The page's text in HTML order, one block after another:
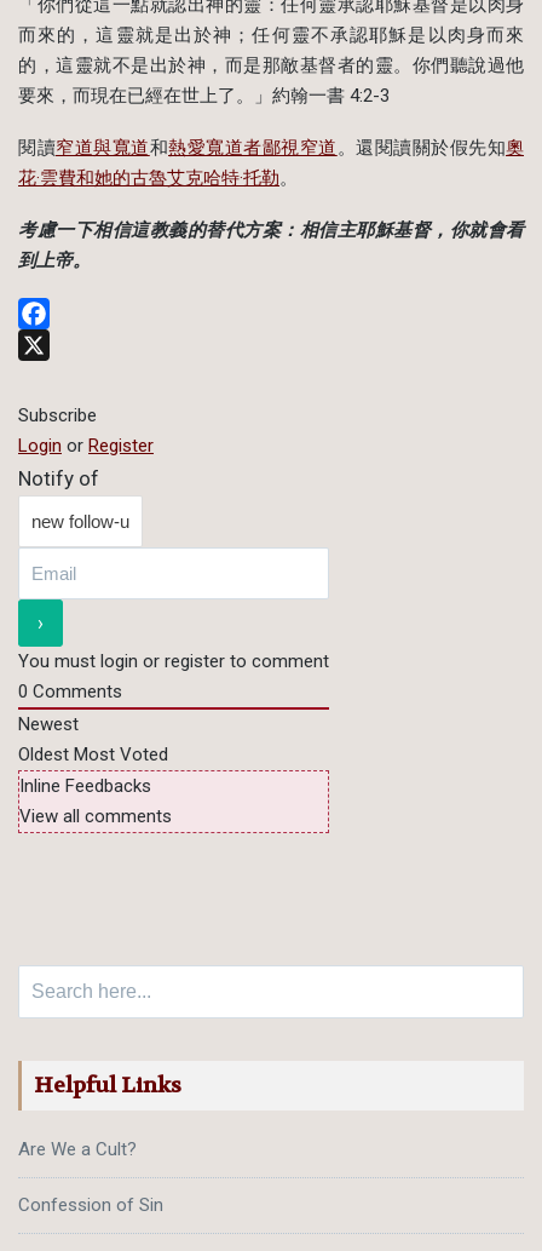
而來的，這靈就是出於神；任何靈不承認耶穌是以肉身而來
的，這靈就不是出於神，而是那敵基督者的靈。你們聽說過他
要來，而現在已經在世上了。」約翰一書 4:2-3
閱讀窄道與寬道和熱愛寬道者鄙視窄道 。還閱讀關於假先知奧
花·雲費和她的古魯艾克哈特·托勒。
考慮一下相信這教義的替代方案：相信主耶穌基督，你就會看
到上帝。
Facebook
Subscribe
Login or Register
Notify of
You must login or register to comment
0 Comments
Newest
Oldest Most Voted
Inline Feedbacks
View all comments
Search for:
Helpful Links
Are We a Cult?
Confession of Sin